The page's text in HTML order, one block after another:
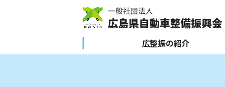
広整振の紹介